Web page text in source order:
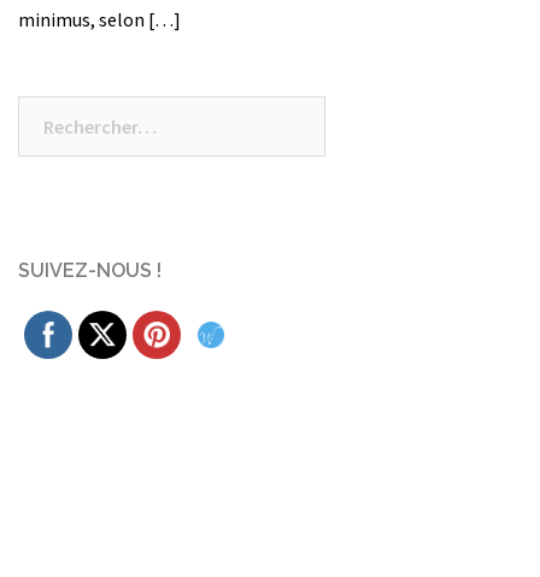
minimus, selon […]
SUIVEZ-NOUS !